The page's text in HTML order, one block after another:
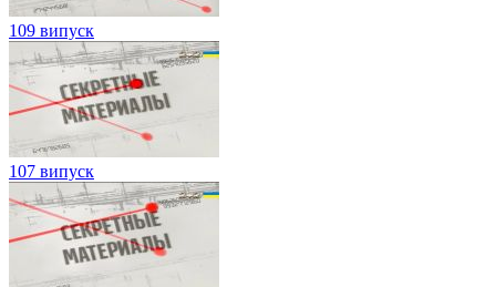
109 випуск
107 випуск